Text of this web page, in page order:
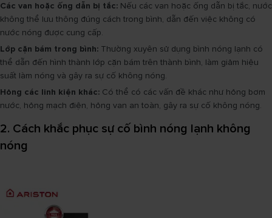
Các van hoặc ống dẫn bị tắc: Nếu các van hoặc ống dẫn bị tắc, nước
không thể lưu thông đúng cách trong bình, dẫn đến việc không có
nước nóng được cung cấp.
Lớp cặn bám trong bình: Thường xuyên sử dụng bình nóng lạnh có
thể dẫn đến hình thành lớp cặn bám trên thành bình, làm giảm hiệu
suất làm nóng và gây ra sự cố không nóng.
Hỏng các linh kiện khác: Có thể có các vấn đề khác như hỏng bơm
nước, hỏng mạch điện, hỏng van an toàn, gây ra sự cố không nóng.
2. Cách khắc phục sự cố bình nóng lạnh không
nóng